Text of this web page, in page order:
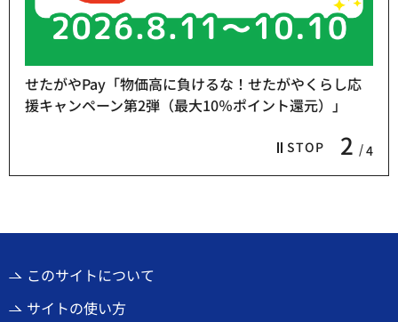
STOP 2 4
せたがやPay「物価高に負けるな！せたがやくらし応
援キャンペーン第2弾（最大10％ポイント還元）」
このサイトについて
サイトの使い方